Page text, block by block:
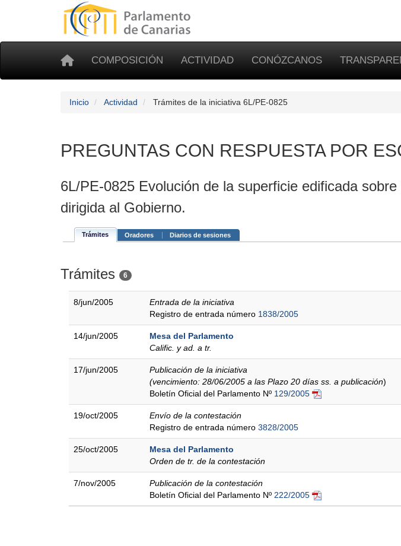
COMPOSICIÓN ACTIVIDAD CONÓZCANOS
Inicio Actividad Trámites de la iniciativa 6L/PE-0825
PREGUNTAS CON RESPUESTA POR
6L/PE-0825 Evolución de la superficie edificada sobre
dirigida al Gobierno.
Trámites Oradores Diarios de sesiones
Trámites 6
8/jun/2005
Entrada de la iniciativa
Registro de entrada número 1838/2005
14/jun/2005
Mesa del Parlamento
Calific. y ad. a tr.
17/jun/2005
Publicación de la iniciativa
(vencimiento: 28/06/2005 a las Plazo 20 días ss. a publicación)
Boletín Oficial del Parlamento Nº 129/2005
19/oct/2005
Envío de la contestación
Registro de entrada número 3828/2005
25/oct/2005
Mesa del Parlamento
Orden de tr. de la contestación
7/nov/2005
Publicación de la contestación
Boletín Oficial del Parlamento Nº 222/2005